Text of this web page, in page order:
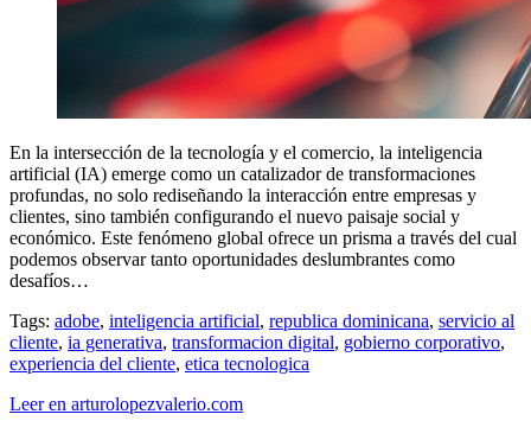
En la intersección de la tecnología y el comercio, la inteligencia
artificial (IA) emerge como un catalizador de transformaciones
profundas, no solo rediseñando la interacción entre empresas y
clientes, sino también configurando el nuevo paisaje social y
económico. Este fenómeno global ofrece un prisma a través del cual
podemos observar tanto oportunidades deslumbrantes como
desafíos…
Tags: adobe, inteligencia artificial, republica dominicana, servicio al
cliente, ia generativa, transformacion digital, gobierno corporativo,
experiencia del cliente, etica tecnologica
Leer en arturolopezvalerio.com